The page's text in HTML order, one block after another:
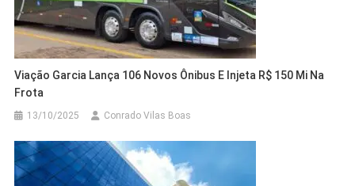
Viação Garcia Lança 106 Novos Ônibus E Injeta R$ 150 Mi Na
Frota
13/10/2025 Conrado Vilas Boas